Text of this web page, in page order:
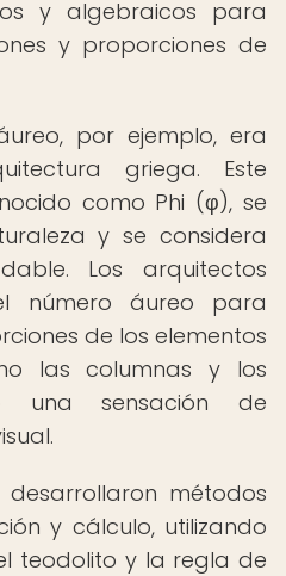
y algebraicos para
y proporciones de
por ejemplo, era
griega. Este
como Phi (φ), se
y se considera
Los arquitectos
número áureo para
de los elementos
las columnas y los
una sensación de
métodos
y cálculo, utilizando
teodolito y la regla de